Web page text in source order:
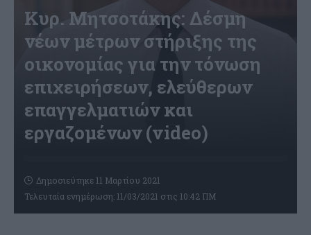
Κυρ. Μητσοτάκης: Δέσμη
νέων μέτρων στήριξης της
οικονομίας για την τόνωση
επιχειρήσεων, ελεύθερων
επαγγελματιών και
εργαζομένων (video)
Τελευταία ενημέρωση: 11/03/2021 στις 10:42 ΠΜ
Δημοσιεύτηκε 11 Μαρτίου 2021